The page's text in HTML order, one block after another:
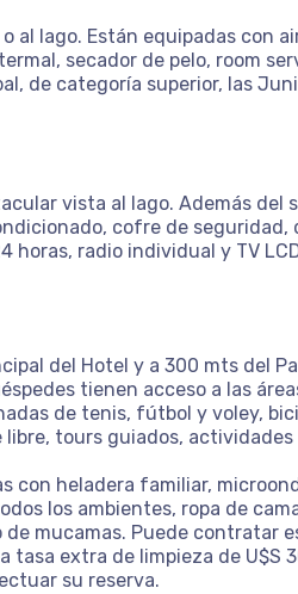
al lago. Están equipadas con
secador de pelo, room
de categoría superior, las
vista al lago. Además
cofre de
radio individual y TV
del Hotel y a 300 mts del
tienen acceso a las
de tenis, fútbol y voley,
tours guiados,
con heladera familiar,
los ambientes, ropa de
mucamas. Puede contratar
tasa extra de limpieza de
su reserva.